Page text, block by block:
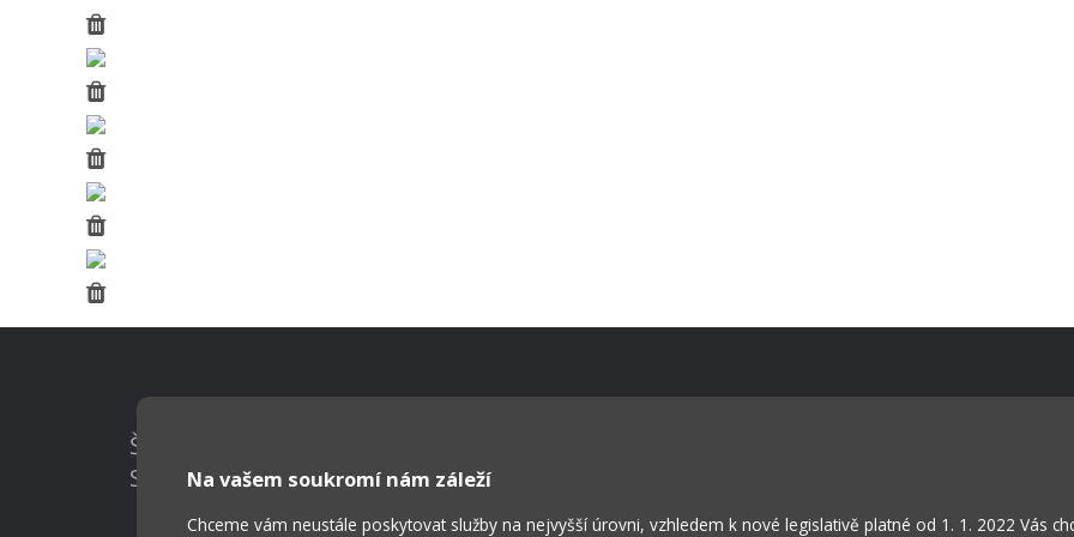
Na vašem soukromí nám záleží
Chceme vám neustále poskytovat služby na nejvyšší úrovni, vzhledem k nové legislativě platné od 1. 1. 2022 Vás
Škola Online
Strava.cz
Virtuální prohlídka